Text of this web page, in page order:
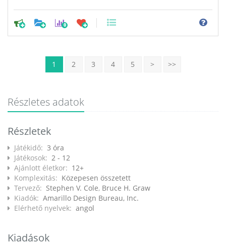
0
1 2 3 4 5 > >>
Részletes adatok
Részletek
Játékidő: 3 óra
Játékosok: 2 - 12
Ajánlott életkor: 12+
Komplexitás: Közepesen összetett
Tervező: Stephen V. Cole, Bruce H. Graw
Kiadók: Amarillo Design Bureau, Inc.
Elérhető nyelvek: angol
Kiadások